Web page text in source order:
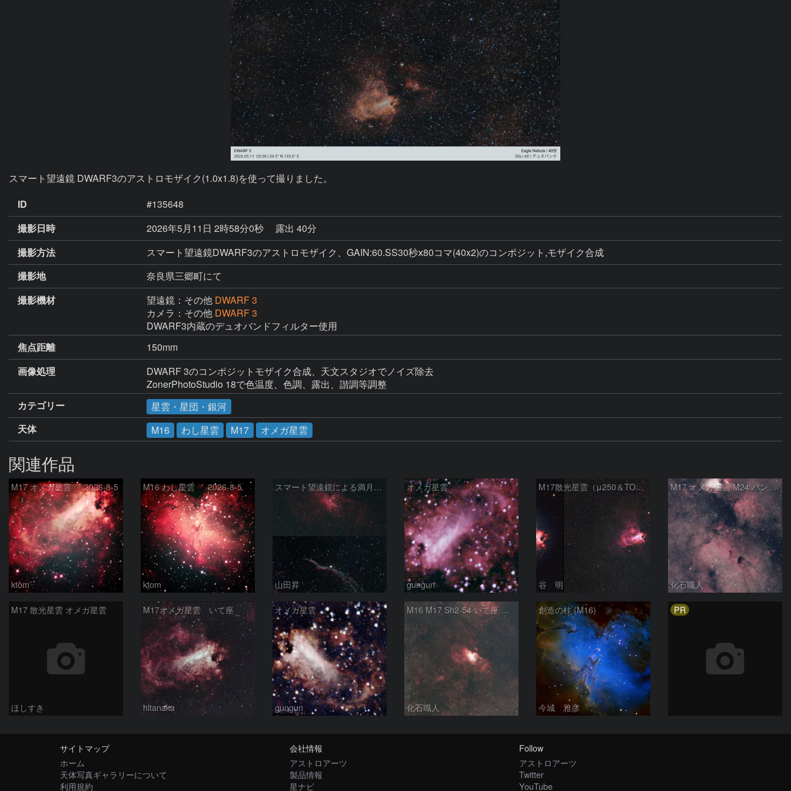
スマート望遠鏡 DWARF3のアストロモザイク(1.0x1.8)を使って撮りました。
ID
#135648
撮影日時
2026年5月11日 2時58分0秒
露出 40分
撮影方法
スマート望遠鏡DWARF3のアストロモザイク、GAIN:60.SS30秒ⅹ80コマ(40x2)のコンポジット,モザイク合成
撮影地
奈良県三郷町にて
撮影機材
望遠鏡：その他 DWARF 3
カメラ：その他 DWARF 3
DWARF3内蔵のデュオバンドフィルター使用
焦点距離
150mm
画像処理
DWARF 3のコンポジットモザイク合成、天文スタジオでノイズ除去
ZonerPhotoStudio 18で色温度、色調、露出、諧調等調整
カテゴリー
星雲・星団・銀河
天体
M16 わし星雲 M17 オメガ星雲
関連作品
M17 オメガ星雲 2026-8-5
ktom
M16 わし星雲 2026-8-5
ktom
スマート望遠鏡による満月下の星雲（M16,NGC6960）
山田昇
オメガ星雲
gungun
M17散光星雲（μ250＆TOA130）
谷 明
M17 オメガ星雲 M24 バンビの横顔 いて座
化石職人
M17 散光星雲 オメガ星雲
ほしすき
M17オメガ星雲 いて座
hltanaka
オメガ星雲
gungun
M16 M17 Sh2-54 いて座 へび座
化石職人
創造の柱 (M16)
今城 雅彦
PR
サイトマップ
ホーム
天体写真ギャラリーについて
利用規約
会社情報
アストロアーツ
製品情報
星ナビ
Follow
アストロアーツ
Twitter
YouTube